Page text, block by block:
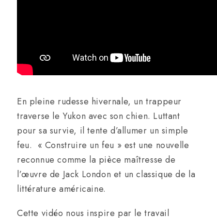
En pleine rudesse hivernale, un trappeur
traverse le Yukon avec son chien. Luttant
pour sa survie, il tente d’allumer un simple
feu. « Construire un feu » est une nouvelle
reconnue comme la pièce maîtresse de
l’œuvre de Jack London et un classique de la
littérature américaine.
Cette vidéo nous inspire par le travail